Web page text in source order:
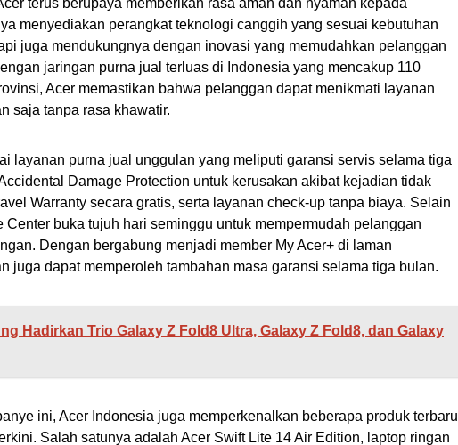
menyediakan perangkat teknologi canggih yang sesuai kebutuhan
juga mendukungnya dengan inovasi yang memudahkan pelanggan
jaringan purna jual terluas di Indonesia yang mencakup 110
Acer memastikan bahwa pelanggan dapat menikmati layanan
saja tanpa rasa khawatir.
layanan purna jual unggulan yang meliputi garansi servis selama tiga
Damage Protection untuk kerusakan akibat kejadian tidak
Warranty secara gratis, serta layanan check-up tanpa biaya. Selain
Center buka tujuh hari seminggu untuk mempermudah pelanggan
Dengan bergabung menjadi member My Acer+ di laman
juga dapat memperoleh tambahan masa garansi selama tiga bulan.
Hadirkan Trio Galaxy Z Fold8 Ultra, Galaxy Z Fold8, dan Galaxy
ini, Acer Indonesia juga memperkenalkan beberapa produk terbaru
Salah satunya adalah Acer Swift Lite 14 Air Edition, laptop ringan